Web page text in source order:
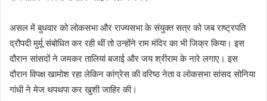
असल में बुधवार को लोकसभा और राज्यसभा के संयुक्त सत्र को जब राष्ट्रपति
द्रौपदी मुर्मू संबोधित कर रही थीं तो उन्होंने राम मंदिर का भी जिक्र किया। इस
दौरान सांसदों ने जमकर तालियां बजाई और जय श्रीराम के नारे लगाए। इस
दौरान विपक्ष खामोश रहा लेकिन कांग्रेस की वरिष्ठ नेता व लोकसभा सांसद सोनिया
गांधी ने मेज थपथपा कर खुशी जाहिर की।